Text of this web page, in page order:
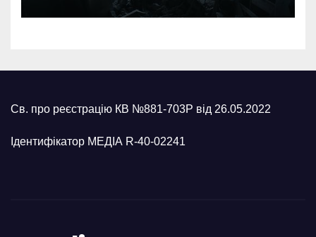
Св. про реєстрацію КВ №881-703Р від 26.05.2022
Ідентифікатор МЕДІА R-40-02241